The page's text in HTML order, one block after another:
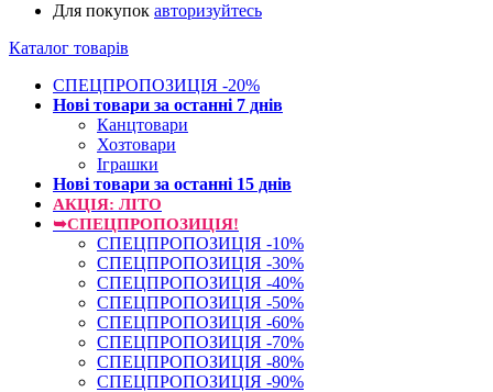
Для покупок авторизуйтесь
Каталог товарів
СПЕЦПРОПОЗИЦІЯ -20%
Нові товари за останнi 7 днiв
Канцтовари
Хозтовари
Іграшки
Нові товари за останнi 15 днiв
АКЦІЯ: ЛІТО
➥СПЕЦПРОПОЗИЦІЯ!
СПЕЦПРОПОЗИЦІЯ -10%
СПЕЦПРОПОЗИЦІЯ -30%
СПЕЦПРОПОЗИЦІЯ -40%
СПЕЦПРОПОЗИЦІЯ -50%
СПЕЦПРОПОЗИЦІЯ -60%
СПЕЦПРОПОЗИЦІЯ -70%
СПЕЦПРОПОЗИЦІЯ -80%
СПЕЦПРОПОЗИЦІЯ -90%